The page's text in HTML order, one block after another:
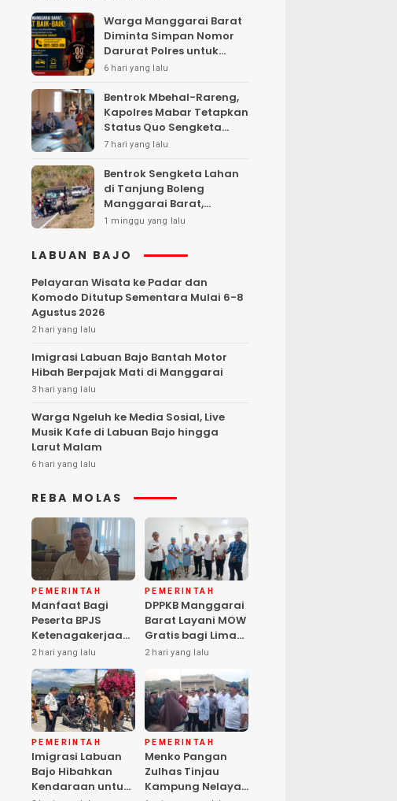
Warga Manggarai Barat
Diminta Simpan Nomor
Darurat Polres untuk
Laporan Kamtibmas
6 hari yang lalu
Bentrok Mbehal-Rareng,
Kapolres Mabar Tetapkan
Status Quo Sengketa
Lengkong Warang
7 hari yang lalu
Bentrok Sengketa Lahan
di Tanjung Boleng
Manggarai Barat,
Kendaraan Dibakar
1 minggu yang lalu
LABUAN BAJO
Pelayaran Wisata ke Padar dan
Komodo Ditutup Sementara Mulai 6-8
Agustus 2026
2 hari yang lalu
Imigrasi Labuan Bajo Bantah Motor
Hibah Berpajak Mati di Manggarai
3 hari yang lalu
Warga Ngeluh ke Media Sosial, Live
Musik Kafe di Labuan Bajo hingga
Larut Malam
6 hari yang lalu
REBA MOLAS
PEMERINTAH
Manfaat Bagi
Peserta BPJS
Ketenagakerjaan
Dapat Santunan
Kematian hingga
Beasiswa Anak
2 hari yang lalu
PEMERINTAH
DPPKB Manggarai
Barat Layani MOW
Gratis bagi Lima
Peserta, Biaya
Pemerintah
2 hari yang lalu
PEMERINTAH
Imigrasi Labuan
Bajo Hibahkan
Kendaraan untuk
PEMERINTAH
Menko Pangan
Zulhas Tinjau
Kampung Nelayan